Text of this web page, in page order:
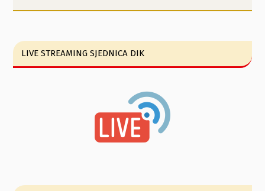
LIVE STREAMING SJEDNICA DIK